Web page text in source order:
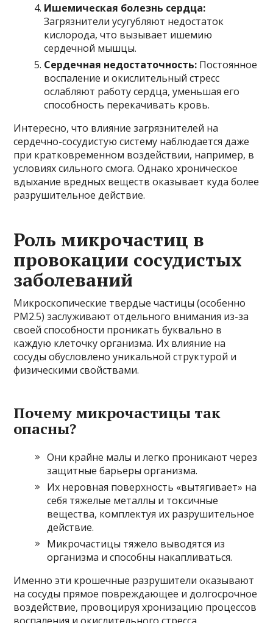
Ишемическая болезнь сердца:
Загрязнители усугубляют недостаток
кислорода, что вызывает ишемию
сердечной мышцы.
Сердечная недостаточность: Постоянное
воспаление и окислительный стресс
ослабляют работу сердца, уменьшая его
способность перекачивать кровь.
Интересно, что влияние загрязнителей на
сердечно-сосудистую систему наблюдается даже
при кратковременном воздействии, например, в
условиях сильного смога. Однако хроническое
вдыхание вредных веществ оказывает куда более
разрушительное действие.
Роль микрочастиц в
провокации сосудистых
заболеваний
Микроскопические твердые частицы (особенно
PM2.5) заслуживают отдельного внимания из-за
своей способности проникать буквально в
каждую клеточку организма. Их влияние на
сосуды обусловлено уникальной структурой и
физическими свойствами.
Почему микрочастицы так
опасны?
Они крайне малы и легко проникают через
защитные барьеры организма.
Их неровная поверхность «вытягивает» на
себя тяжелые металлы и токсичные
вещества, комплектуя их разрушительное
действие.
Микрочастицы тяжело выводятся из
организма и способны накапливаться.
Именно эти крошечные разрушители оказывают
на сосуды прямое повреждающее и долгосрочное
воздействие, провоцируя хронизацию процессов
воспаления и окислительного стресса.